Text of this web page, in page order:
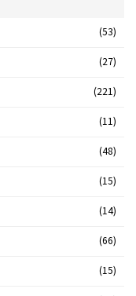
(53)
(27)
(221)
(11)
(48)
(15)
(14)
(66)
(15)